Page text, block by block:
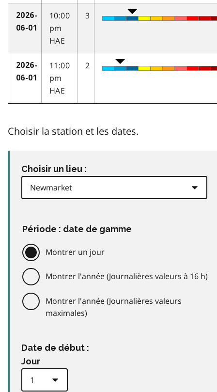
2026-
06-01
10:00
pm
HAE
3
2026-
06-01
11:00
pm
HAE
2
Choisir la station et les dates.
Choisir un lieu :
Période : date de gamme
Montrer un jour
Montrer l'année (Journalières valeurs à 16 h)
Montrer l'année (Journalières valeurs
maximales)
Date de début :
Jour